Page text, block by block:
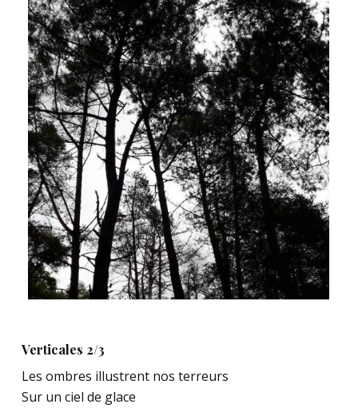
Verticales 2/3
Les ombres illustrent nos terreurs
Sur un ciel de glace